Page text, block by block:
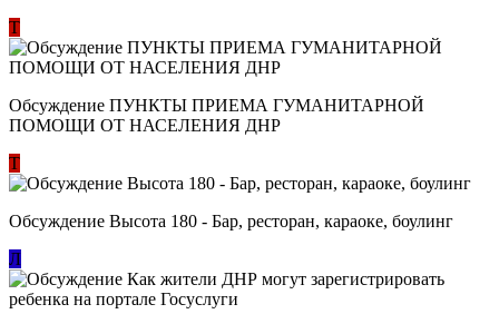
Т
Обсуждение ​ПУНКТЫ ПРИЕМА ГУМАНИТАРНОЙ
ПОМОЩИ ОТ НАСЕЛЕНИЯ ДНР
Т
Обсуждение Высота 180 - Бар, ресторан, караоке, боулинг
Л